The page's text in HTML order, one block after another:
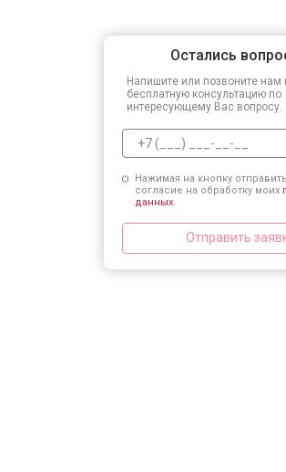
Остались
Напишите или позвоните нам
бесплатную консультацию по
интересующему Вас вопросу.
Нажимая на кнопку
согласие на обработку моих
данных.
Отправить